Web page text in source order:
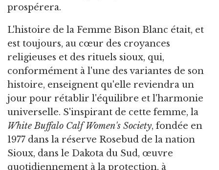
prospérera.
L'histoire de la Femme Bison Blanc était, et
est toujours, au cœur des croyances
religieuses et des rituels sioux, qui,
conformément à l'une des variantes de son
histoire, enseignent qu'elle reviendra un
jour pour rétablir l'équilibre et l'harmonie
universelle. S'inspirant de cette femme, la
White Buffalo Calf Women's Society, fondée en
1977 dans la réserve Rosebud de la nation
Sioux, dans le Dakota du Sud, œuvre
quotidiennement à la protection, à